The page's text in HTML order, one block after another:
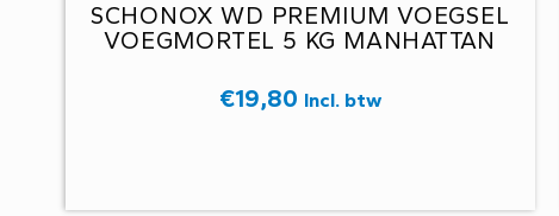
SCHONOX WD PREMIUM VOEGSEL
VOEGMORTEL 5 KG MANHATTAN
€19,80 Incl. btw